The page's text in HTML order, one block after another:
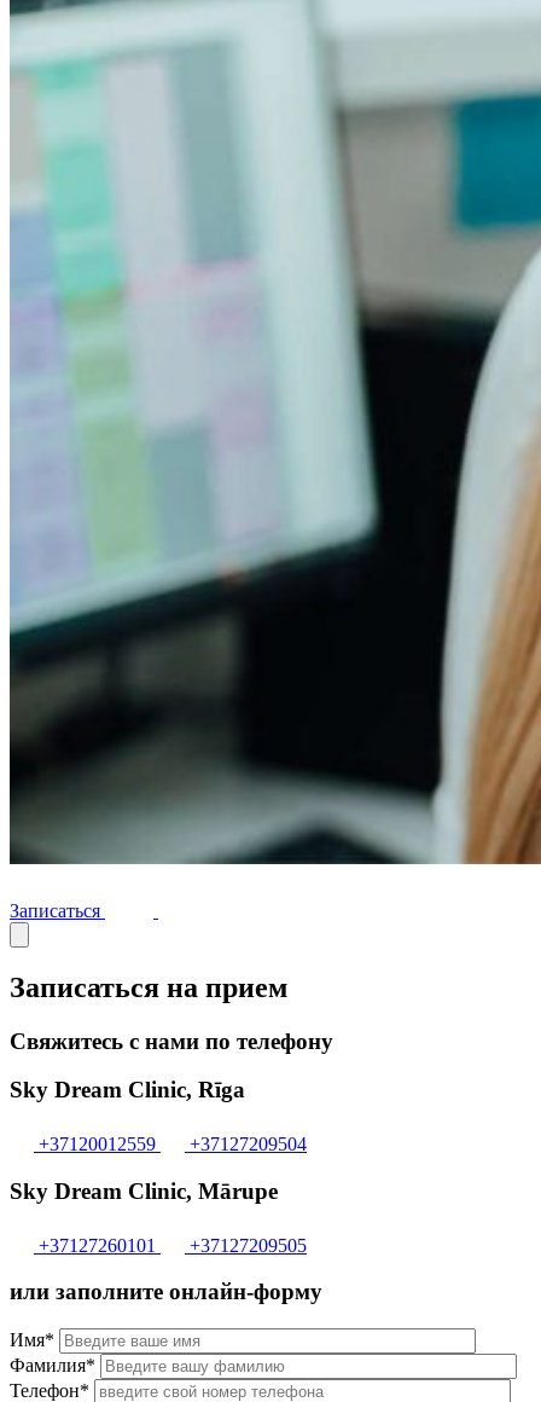
Записаться
Записаться на прием
Свяжитесь с нами по телефону
Sky Dream Clinic, Rīga
+37120012559 +37127209504
Sky Dream Clinic, Mārupe
+37127260101 +37127209505
или заполните онлайн-форму
Имя*
Фамилия*
Телефон*